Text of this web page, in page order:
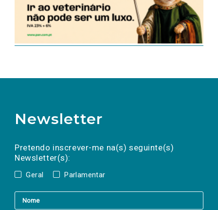
Newsletter
Pretendo inscrever-me na(s) seguinte(s)
Newsletter(s):
Geral Parlamentar
a(s) newsletter(s).
mail